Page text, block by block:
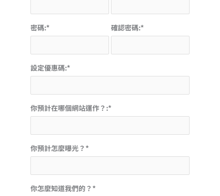
密碼:* 確認密碼:*
設定優惠碼:*
你預計在哪個網站運作？:*
你預計怎麼曝光？*
你怎麼知道我們的？*